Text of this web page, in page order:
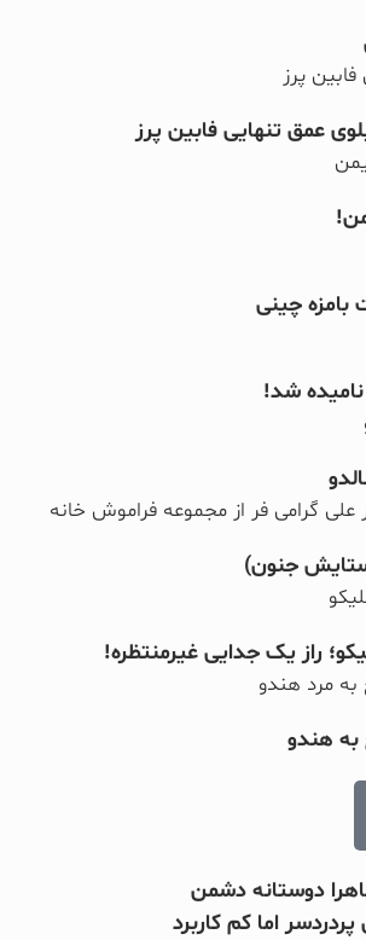
عمق تنهایی فابین پرز
بامزه چینی
شد!
جنون)
راز یک جدایی غیرمنتظره!
به هندو
دوستانه دشمن
اما کم کاربرد